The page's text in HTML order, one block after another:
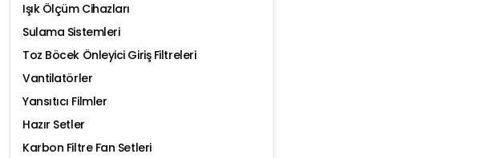
Işık Ölçüm Cihazları
Sulama Sistemleri
Toz Böcek Önleyici Giriş Filtreleri
Vantilatörler
Yansıtıcı Filmler
Hazır Setler
Karbon Filtre Fan Setleri